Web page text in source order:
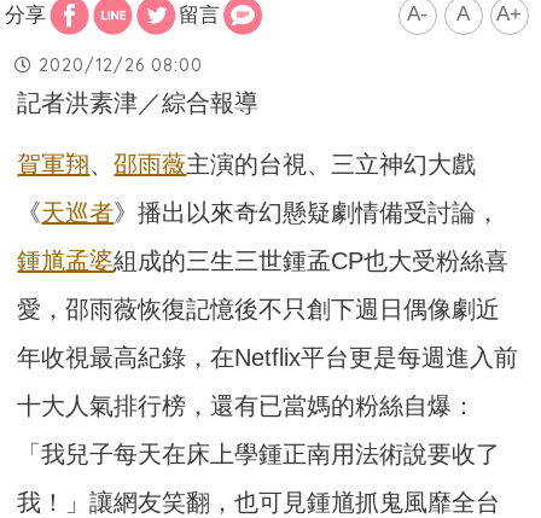
分享 留言 A- A A+
2020/12/26 08:00
記者洪素津／綜合報導
賀軍翔、邵雨薇主演的台視、三立神幻大戲
《天巡者》播出以來奇幻懸疑劇情備受討論，
鍾馗孟婆組成的三生三世鍾孟CP也大受粉絲喜
愛，邵雨薇恢復記憶後不只創下週日偶像劇近
年收視最高紀錄，在Netflix平台更是每週進入前
十大人氣排行榜，還有已當媽的粉絲自爆：
「我兒子每天在床上學鍾正南用法術說要收了
我！」讓網友笑翻，也可見鍾馗抓鬼風靡全台